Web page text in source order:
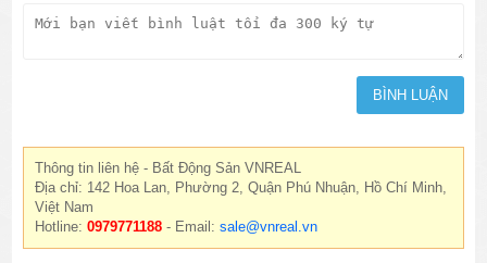
Thông tin liên hệ - Bất Động Sản VNREAL
Địa chỉ: 142 Hoa Lan, Phường 2, Quận Phú Nhuận, Hồ Chí Minh,
Việt Nam
Hotline:0979771188 - Email:sale@vnreal.vn